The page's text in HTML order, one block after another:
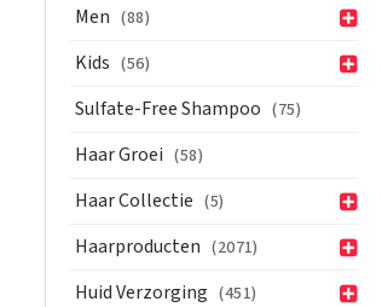
Men (88)
Kids (56)
Sulfate-Free Shampoo (75)
Haar Groei (58)
Haar Collectie (5)
Haarproducten (2071)
Huid Verzorging (451)